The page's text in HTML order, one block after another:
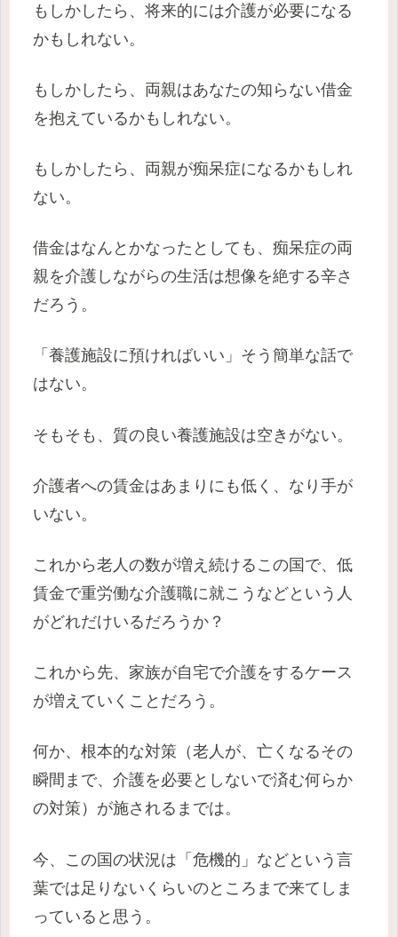
もしかしたら、将来的には介護が必要になる
かもしれない。
もしかしたら、両親はあなたの知らない借金
を抱えているかもしれない。
もしかしたら、両親が痴呆症になるかもしれ
ない。
借金はなんとかなったとしても、痴呆症の両
親を介護しながらの生活は想像を絶する辛さ
だろう。
「養護施設に預ければいい」そう簡単な話で
はない。
そもそも、質の良い養護施設は空きがない。
介護者への賃金はあまりにも低く、なり手が
いない。
これから老人の数が増え続けるこの国で、低
賃金で重労働な介護職に就こうなどという人
がどれだけいるだろうか？
これから先、家族が自宅で介護をするケース
が増えていくことだろう。
何か、根本的な対策（老人が、亡くなるその
瞬間まで、介護を必要としないで済む何らか
の対策）が施されるまでは。
今、この国の状況は「危機的」などという言
葉では足りないくらいのところまで来てしま
っていると思う。